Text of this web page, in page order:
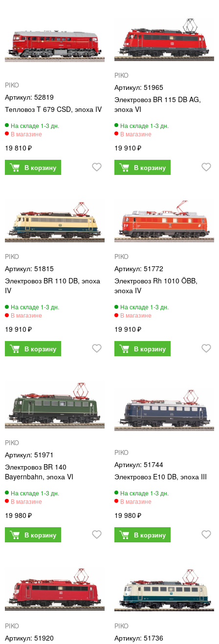
PIKO
52819
Тепловоз T 679 CSD, эпоха IV
19 810
PIKO
51965
Электровоз BR 115 DB AG,
эпоха VI
19 910
PIKO
51815
Электровоз BR 110 DB, эпоха
IV
19 910
PIKO
51772
Электровоз Rh 1010 ÖBB,
эпоха IV
19 910
PIKO
51971
Электровоз BR 140
Bayernbahn, эпоха VI
19 980
PIKO
51744
Электровоз E10 DB, эпоха III
19 980
PIKO
51920
PIKO
51736